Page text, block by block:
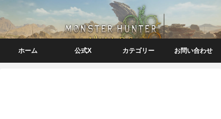
ホーム 公式X カテゴリー お問い合わせ